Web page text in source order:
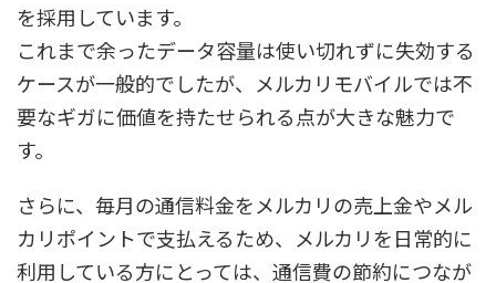
を採用しています。
これまで余ったデータ容量は使い切れずに失効する
ケースが一般的でしたが、メルカリモバイルでは不
要なギガに価値を持たせられる点が大きな魅力で
す。
さらに、毎月の通信料金をメルカリの売上金やメル
カリポイントで支払えるため、メルカリを日常的に
利用している方にとっては、通信費の節約につなが